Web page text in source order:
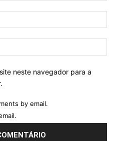
neste navegador para a
by email.